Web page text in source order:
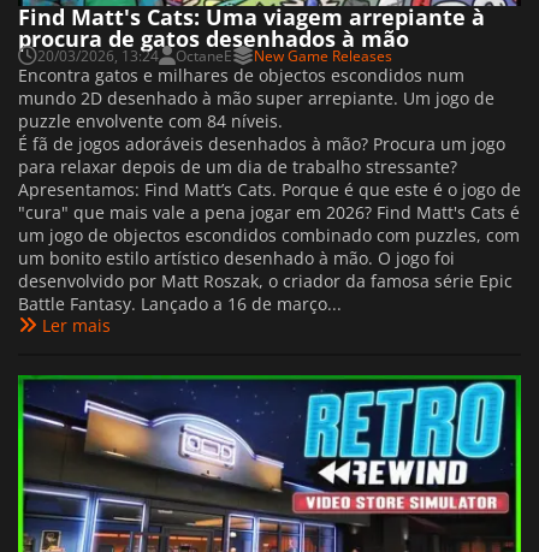
Find Matt's Cats: Uma viagem arrepiante à
procura de gatos desenhados à mão
20/03/2026, 13:24 OctaneE New Game Releases
Encontra gatos e milhares de objectos escondidos num
mundo 2D desenhado à mão super arrepiante. Um jogo de
puzzle envolvente com 84 níveis.
É fã de jogos adoráveis desenhados à mão? Procura um jogo
para relaxar depois de um dia de trabalho stressante?
Apresentamos: Find Matt’s Cats. Porque é que este é o jogo de
"cura" que mais vale a pena jogar em 2026? Find Matt's Cats é
um jogo de objectos escondidos combinado com puzzles, com
um bonito estilo artístico desenhado à mão. O jogo foi
desenvolvido por Matt Roszak, o criador da famosa série Epic
Battle Fantasy. Lançado a 16 de março...
Ler mais